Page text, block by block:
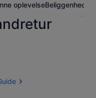
oplevelseBeliggenhed